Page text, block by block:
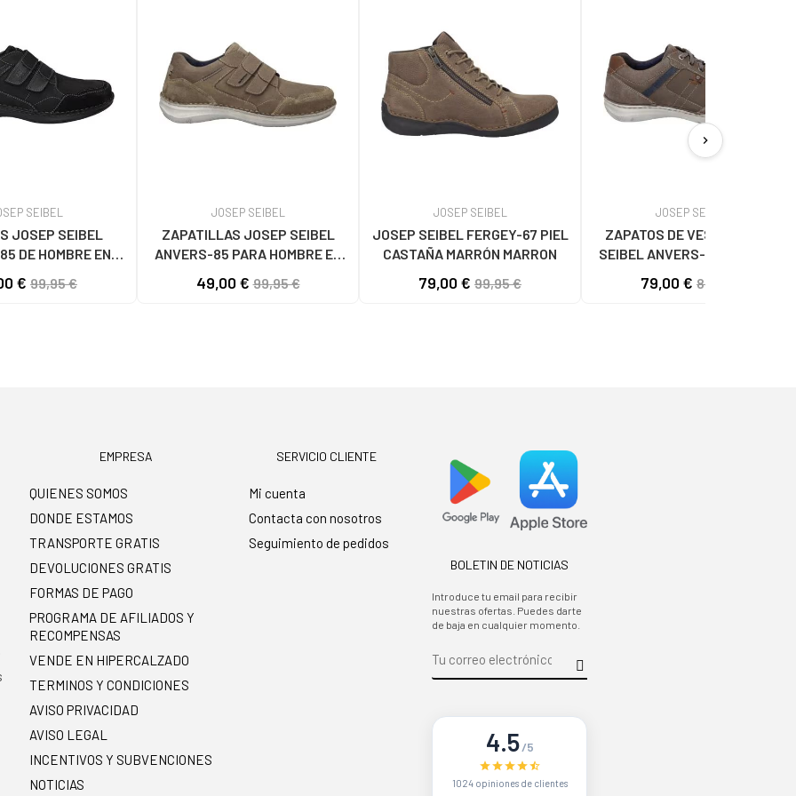
SEIBEL
JOSEP SEIBEL
DE HOMBRE EN
€ 99,95 €
JOSEP SEIBEL
ZAPATILLAS JOSEP SEIBEL
ANVERS-85 PARA HOMBRE EN
VELCRO BEIG
49,00 €99,95 €
JOSEP SEIBEL
JOSEP SEIBEL FERGEY-67 PIEL
CASTAÑA MARRÓN MARRON
79,00 € 99,95 €
JOSEP SEIBEL
ZAPATOS DE VESTIR JOSEP
SEIBEL ANVERS-42 VULCANO
79,00 € 89,00 €
chevron_right
EMPRESA
QUIENES SOMOS
DONDE ESTAMOS
TRANSPORTE GRATIS
DEVOLUCIONES GRATIS
FORMAS DE PAGO
PROGRAMA DE AFILIADOS Y
RECOMPENSAS
VENDE EN HIPERCALZADO
TERMINOS Y CONDICIONES
AVISO PRIVACIDAD
AVISO LEGAL
INCENTIVOS Y SUBVENCIONES
NOTICIAS
SERVICIO CLIENTE
Mi cuenta
Contacta con nosotros
Seguimiento de pedidos
BOLETIN DE NOTICIAS
Introduce tu email para recibir
nuestras ofertas. Puedes darte
de baja en cualquier momento.
4.5/5
1024 opiniones de clientes